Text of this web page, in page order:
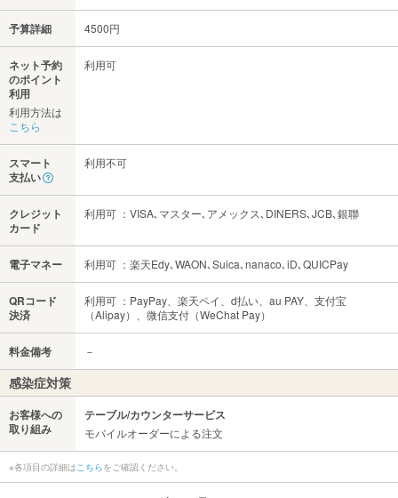
予算詳細 4500円
ネット予約
のポイント
利用
利用方法は
こちら
利用可
スマート
支払い
利用不可
クレジット
カード
利用可 ：VISA､マスター､アメックス､DINERS､JCB､銀聯
電子マネー 利用可 ：楽天Edy､WAON､Suica､nanaco､iD､QUICPay
QRコード
決済
利用可 ：PayPay、楽天ペイ、d払い、au PAY、支付宝
（Alipay）、微信支付（WeChat Pay）
料金備考 －
感染症対策
お客様への
取り組み
テーブル/カウンターサービス
モバイルオーダーによる注文
※各項目の詳細はこちらをご確認ください。